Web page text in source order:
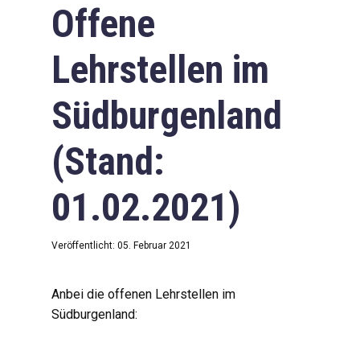
Offene
Lehrstellen im
Südburgenland
(Stand:
01.02.2021)
Veröffentlicht: 05. Februar 2021
Anbei die offenen Lehrstellen im
Südburgenland: